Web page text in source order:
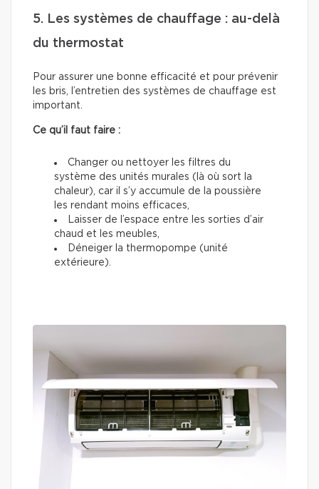
5. Les systèmes de chauffage : au-delà
du thermostat
Pour assurer une bonne efficacité et pour prévenir
les bris, l’entretien des systèmes de chauffage est
important.
Ce qu’il faut faire :
Changer ou nettoyer les filtres du
système des unités murales (là où sort la
chaleur), car il s’y accumule de la poussière
les rendant moins efficaces,
Laisser de l’espace entre les sorties d’air
chaud et les meubles,
Déneiger la thermopompe (unité
extérieure).